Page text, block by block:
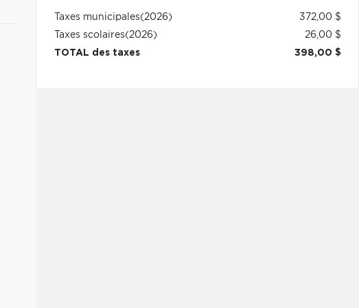
Taxes municipales(2026)
372,00 $
Taxes scolaires(2026)
26,00 $
TOTAL des taxes
398,00 $